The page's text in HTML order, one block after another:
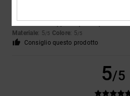
Materiale: 5/5 Colore: 5/5
Consiglio questo prodotto
5/5